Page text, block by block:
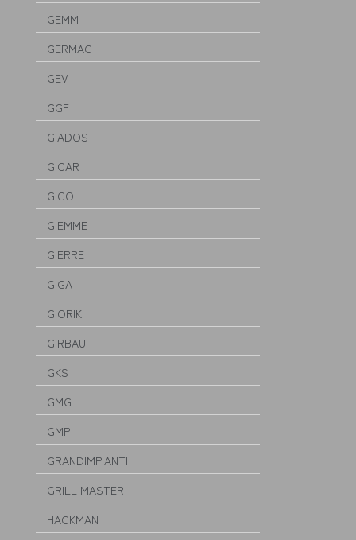
GEMM
GERMAC
GEV
GGF
GIADOS
GICAR
GICO
GIEMME
GIERRE
GIGA
GIORIK
GIRBAU
GKS
GMG
GMP
GRANDIMPIANTI
GRILL MASTER
HACKMAN